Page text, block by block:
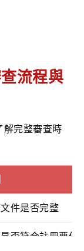
流程與
解完整審查時
件是否完整
否符合註冊要件